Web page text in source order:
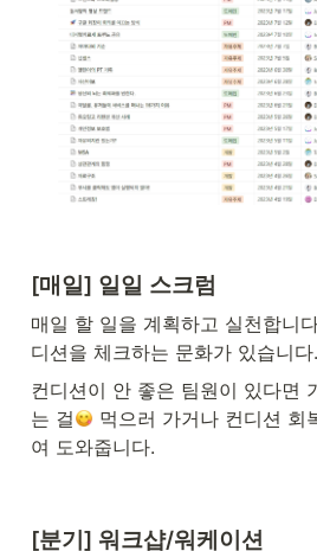
[매일] 일일 스크럼
매일 할 일을 계획하고 실천합니
디션을 체크하는 문화가 있습니다.
컨디션이 안 좋은 팀원이 있다면
는 걸
먹으러 가거나 컨디션 회
여 도와줍니다.
[분기] 워크샵/워케이션